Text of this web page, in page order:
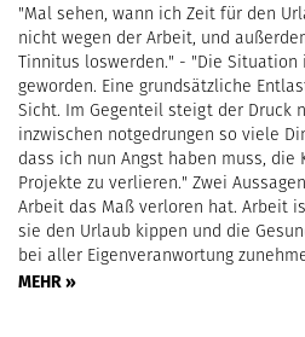
"Mal sehen, wann ich Zeit für den
nicht wegen der Arbeit, und
Tinnitus loswerden." - "Die
geworden. Eine grundsätzliche
Sicht. Im Gegenteil steigt der Druck
inzwischen notgedrungen so viele
dass ich nun Angst haben muss,
Projekte zu verlieren." Zwei
Arbeit das Maß verloren hat. Arbeit
sie den Urlaub kippen und die
bei aller Eigenveranwortung
MEHR »